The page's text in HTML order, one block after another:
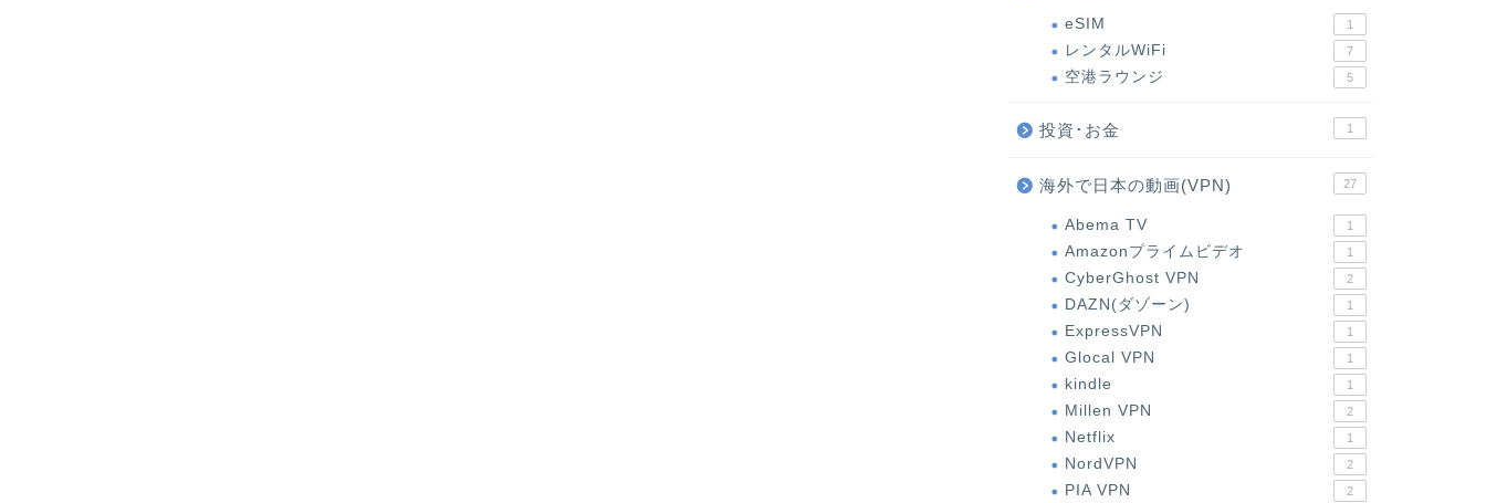
eSIM 1
レンタルWiFi 7
空港ラウンジ 5
投資･お金 1
海外で日本の動画(VPN) 27
Abema TV 1
Amazonプライムビデオ 1
CyberGhost VPN 2
DAZN(ダゾーン) 1
ExpressVPN 1
Glocal VPN 1
kindle 1
Millen VPN 2
Netflix 1
NordVPN 2
PIA VPN 2